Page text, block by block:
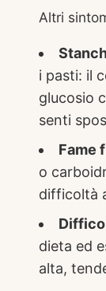
Altri
i pasti: il
glucosio
senti
Fame
o
difficoltà
dieta ed
alta,